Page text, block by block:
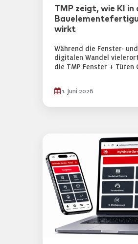
TMP zeigt, wie KI in
wirkt
Während die Fenster-
digitalen Wandel
die TMP Fenster + Türen
1. Juni 2026